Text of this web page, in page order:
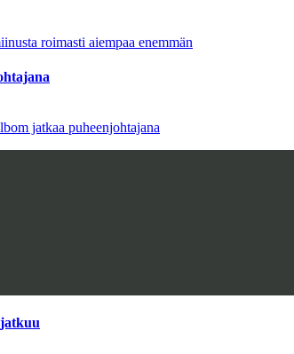
roimasti aiempaa enemmän
jatkaa puheenjohtajana